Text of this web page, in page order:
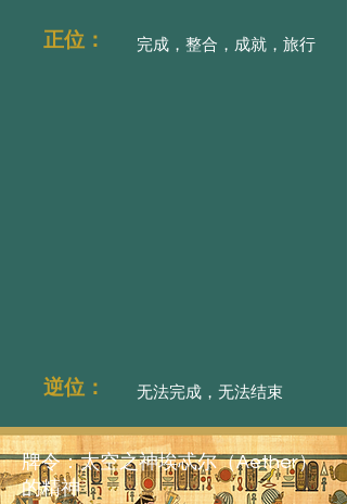
正位： 完成，整合，成就，旅行
逆位： 无法完成，无法结束
牌令：太空之神埃忒尔（Aether）
的精神